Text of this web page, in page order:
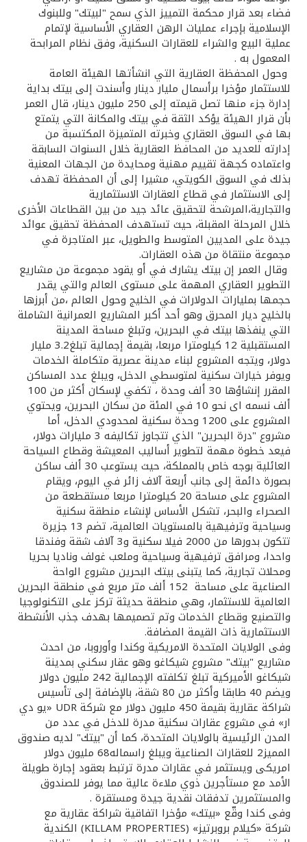
فضاء بعد قرار محكمة التمييز الذي سمح "لبيتك" وللبنوك
الإسلامية بإجراء عمليات الرهن العقاري الأساسية لإتمام
عملية البيع والشراء للعقارات السكنية، وفق نظام المرابحة
المعمول به .
وحول المحفظة العقارية التي انشأتها الهيئة العامة
للاستثمار مؤخرا برأسمال مليار دينار وأسندت إلى بيتك بداية
إدارة جزء منها تصل قيمته إلى 250 مليون دينار، قال العمر
بأن قرار الهيئة يؤكد الثقة في بيتك والمكانة التي يتمتع
بها في السوق العقاري وخبرته المتميزة المكتسبة من
إدارته للعديد من المحافظ العقارية خلال السنوات السابقة
واعتماده كجهة تقييم مهنية ومحايدة من الجهات المعنية
بذلك في السوق الكويتي، مشيرا إلى أن المحفظة تهدف
إلى الاستثمار في قطاع العقارات الاستثمارية
والتجارية،المرشحة لتحقيق عائد جيد من بين القطاعات الأخرى
خلال المرحلة المقبلة، حيث تستهدف المحفظة تحقيق عوائد
جيدة على المديين المتوسط والطويل، عبر المتاجرة في
مجموعة منتقاة من هذه العقارات.
وقال العمر إن بيتك يشارك في أو يقود مجموعة من مشاريع
التطوير العقاري المهمة على مستوى العالم والتي يقدر
حجمها بمليارات الدولارات في الخليج وحول العالم ،من أبرزها
بالخليج ديار المحرق وهو أحد أكبر المشاريع العمرانية الشاملة
التي ينفذها بيتك في البحرين، وتبلغ مساحة المدينة
المستقبلية 12 كيلومترا مربعا، بقيمة إجمالية تبلغ3.2 مليار
دولار، ويتجه المشروع لبناء مدينة عصرية متكاملة الخدمات
ويوفر خيارات سكنية لمتوسطي الدخل، ويبلغ عدد المساكن
المقرر إنشاؤها 30 ألف وحدة ، تكفي لإسكان أكثر من 100
ألف نسمه اى نحو 10 في المئة من سكان البحرين، ويحتوي
المشروع على 1200 وحدة سكنية لمحدودي الدخل، أما
مشروع "درة البحرين" الذي تتجاوز تكاليفه 3 مليارات دولار،
فيعد خطوة مهمة لتطوير أساليب المعيشة وقطاع السياحة
العائلية بوجه خاص بالمملكة، حيث يستوعب 30 ألف ساكن
بصورة دائمة إلى جانب أربعة آلاف زائر في اليوم، ويقام
المشروع على مساحة 20 كيلومترا مربعا مستقطعة من
الصحراء والبحر، تشكل الأساس لإنشاء منطقة سكنية
وسياحية وترفيهية بالمستويات العالمية، تضم 13 جزيرة
تتكون بدورها من 2000 فيلا سكنية و3 آلاف شقة وفندقا
واحدا، ومرافق ترفيهية وسياحية وملعب غولف وناديا بحريا
ومحلات تجارية، كما يتبنى بيتك البحرين مشروع الواحة
الصناعية على مساحة 152 ألف متر مربع في منطقة البحرين
العالمية للاستثمار، وهي منطقة حديثة تركز على التكنولوجيا
والتصنيع وقطاع الخدمات وتم تصميمها بهدف جذب الأنشطة
الاستثمارية ذات القيمة المضافة.
وفى الولايات المتحدة الامريكية وكندا وأوروبا، من احدث
مشاريع "بيتك" مشروع شيكاغو وهو عقار سكني بمدينة
شيكاغو الأميركية تبلغ تكلفته الإجمالية 242 مليون دولار
ويضم 40 طابقا وأكثر من 80 شقة، بالإضافة إلى تأسيس
شراكة عقارية بقيمة 450 مليون دولار مع شركة UDR «يو دي
ار» في مشروع عقارات سكنية مدرة للدخل في عدد من
المدن الرئيسية بالولايات المتحدة، كما أن "بيتك" لديه صندوق
المميز2 للعقارات الصناعية ويبلغ راسماله68 مليون دولار
امريكى ويستثمر في عقارات مدرة ترتبط بعقود إجارة طويلة
الأمد مع مستأجرين ذوي ملاءة عالية مما يوفر للصندوق
والمستثمرين تدفقات نقدية جيدة ومستقرة .
وفى كندا وقّع «بيتك» مؤخرا اتفاقية شراكة عقارية مع
شركة «كيلام بروبرتيز» (KILLAM PROPERTIES) الكندية